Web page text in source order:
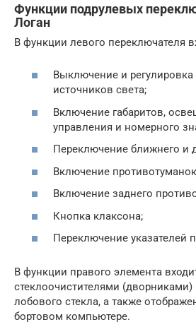
Функции подрулевых
Логан
В функции левого переключателя
Выключение и
источников света;
Включение габаритов,
управления и номерного
Переключение ближнего и
Включение
Включение заднего
Кнопка клаксона;
Переключение указателей
В функции правого элемента
стеклоочистителями
лобового стекла, а также
бортовом компьютере.